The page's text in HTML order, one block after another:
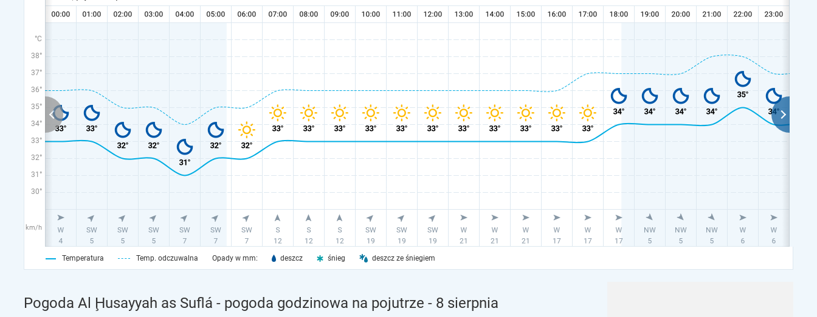
°C
38°
37°
36°
35°
34°
33°
32°
31°
30°
km/h
Temperatura Temp. odczuwalna Opady w mm: deszcz śnieg deszcz ze śniegiem
Pogoda Al Ḩusayyah as Suflá - pogoda godzinowa na pojutrze - 8 sierpnia